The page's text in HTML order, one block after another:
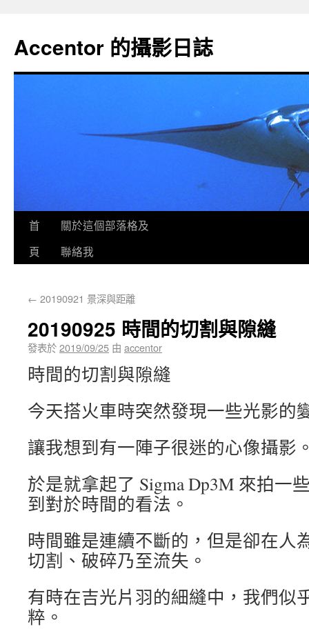
Accentor 的攝影日誌
首
頁
關於這個部落格及
聯絡我
← 20190921 景深與距離
20190925 時間的切割與隙縫
發表於2019/09/25 由 accentor
時間的切割與隙縫
今天搭火車時突然發現一些光影的
讓我想到有一陣子很迷的心像攝影
於是就拿起了 Sigma Dp3M 來拍一
到對於時間的看法。
時間雖是連續不斷的，但是卻在人
切割、破碎乃至流失。
有時在吉光片羽的細縫中，我們似
粹。